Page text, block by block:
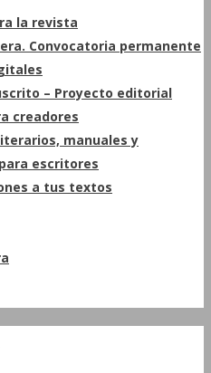
la revista
Convocatoria permanente
– Proyecto editorial
creadores
manuales y
escritores
a tus textos